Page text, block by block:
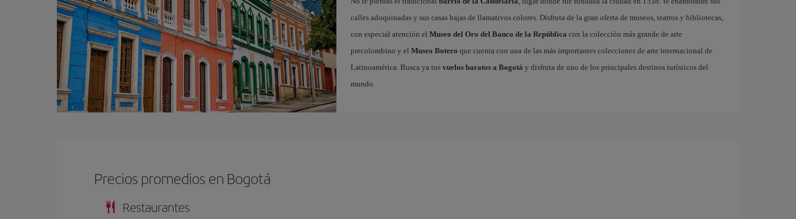
calles adoquinadas y sus casas bajas de llamativos colores. Disfruta de la gran oferta de museos, teatros y bibliotecas,
con especial atención el Museo del Oro del Banco de la República con la colección más grande de arte
precolombino y el Museo Botero que cuenta con una de las más importantes colecciones de arte internacional de
Latinoamérica. Busca ya tus vuelos baratos a Bogotá y disfruta de uno de los principales destinos turísticos del
mundo.
Precios promedios en Bogotá
Restaurantes